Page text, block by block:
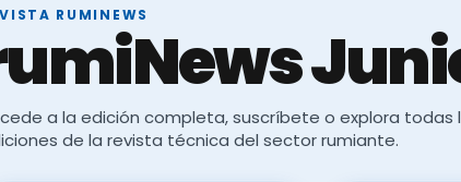
RUMINEWS
a la edición completa, suscríbete o explora todas
de la revista técnica del sector rumiante.